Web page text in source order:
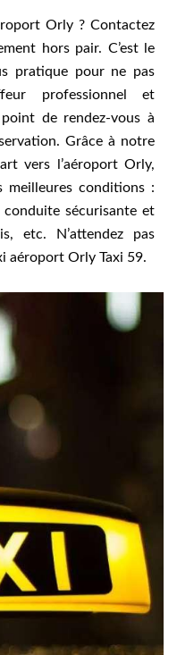
Orly ? Contactez
hors pair. C’est le
pratique pour ne pas
professionnel et
de rendez-vous à
Grâce à notre
vers l’aéroport Orly,
conditions :
sécurisante et
etc. N’attendez pas
aéroport Orly Taxi 59.